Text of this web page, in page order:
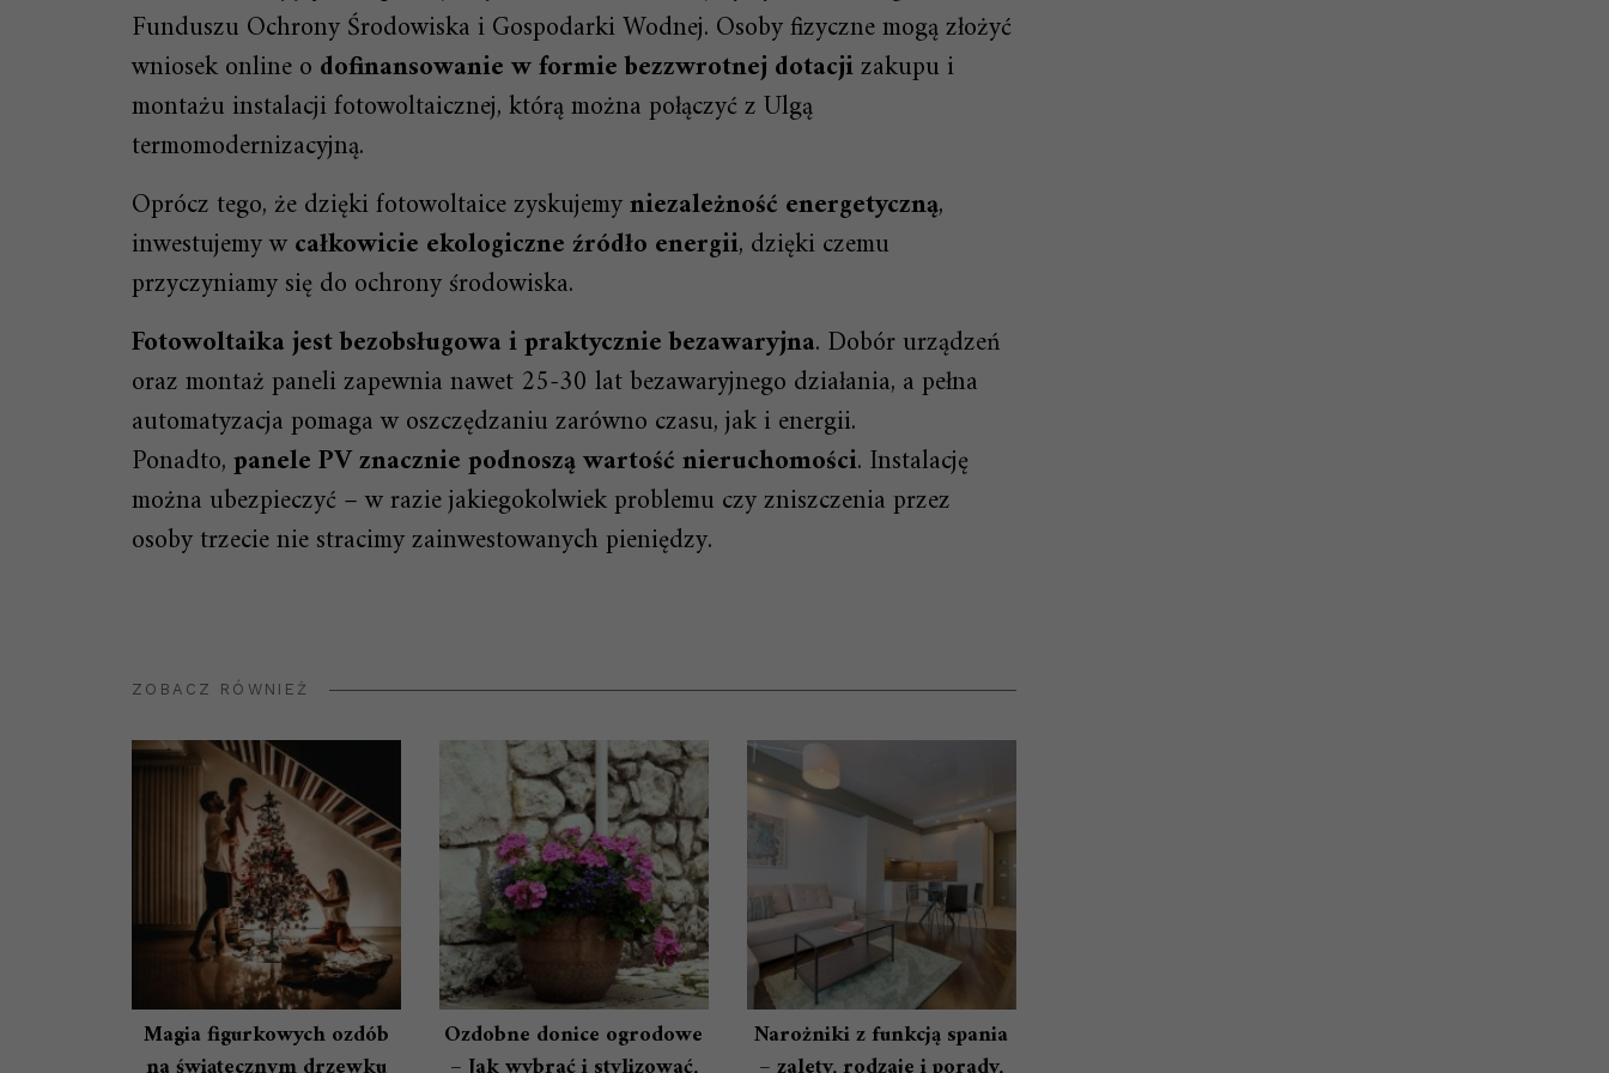
Funduszu Ochrony Środowiska i Gospodarki Wodnej. Osoby fizyczne mogą złożyć
wniosek online o dofinansowanie w formie bezzwrotnej dotacjizakupu i
montażu instalacji fotowoltaicznej, którą można połączyć z Ulgą
termomodernizacyjną.
Oprócz tego, że dzięki fotowoltaice zyskujemyniezależność energetyczną,
inwestujemy wcałkowicie ekologiczne źródło energii, dzięki czemu
przyczyniamy się do ochrony środowiska.
Fotowoltaika jest bezobsługowa i praktycznie bezawaryjna. Dobór urządzeń
oraz montaż paneli zapewnia nawet 25-30 lat bezawaryjnego działania, a pełna
automatyzacja pomaga w oszczędzaniu zarówno czasu, jak i energii.
Ponadto,panele PV znacznie podnoszą wartość nieruchomości. Instalację
można ubezpieczyć – w razie jakiegokolwiek problemu czy zniszczenia przez
osoby trzecie nie stracimy zainwestowanych pieniędzy.
ZOBACZ RÓWNIEŻ
Magia figurkowych ozdób
Ozdobne donice ogrodowe
Narożniki z funkcją spania